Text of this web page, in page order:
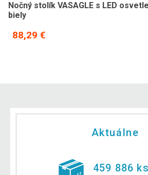
Nočný stolík VASAGLE s LED
biely
88,29 €
Aktuálne
459 886 ks